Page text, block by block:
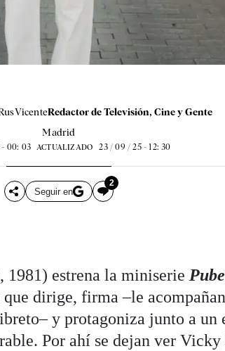
Redactor de Televisión, Cine y Gente
Madrid
00: 03 ACTUALIZADO 23 / 09 / 25 - 12: 30
Seguir en
2
estrena la miniserie
dirige, firma –le
y protagoniza junto a un
Por ahí se dejan ver Vicky